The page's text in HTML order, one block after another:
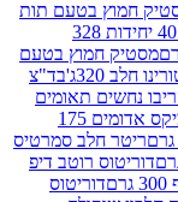
תות
מנגו 40 יחידות 328
בטעם
בד"צ
הריבו מיקס אדומים 175
סמרטיס
דיפ